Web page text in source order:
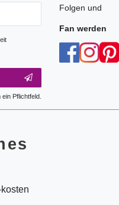
Pflichtfeld.
Folgen und
Fan werden